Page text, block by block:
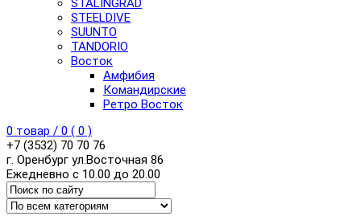
STALINGRAD
STEELDIVE
SUUNTO
TANDORIO
Восток
Амфибия
Командирские
Ретро Восток
0 товар / 0 ( 0 )
+7 (3532) 70 70 76
г. Оренбург ул.Восточная 86
Ежедневно с 10.00 до 20.00